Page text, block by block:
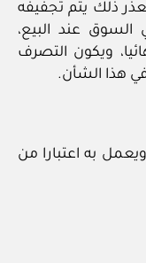
ذلك يتم تجفيفه
عند البيع،
ويكون التصرف
هذا الشأن.
به اعتبارا من